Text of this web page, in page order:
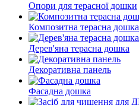
Опори для терасної дошки
Композитна терасна дошка
Дерев'яна терасна дошка
Декоративна панель
Фасадна дошка